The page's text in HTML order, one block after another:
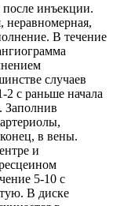
после инъекции.
неравномерная,
В течение
случаев
2 с раньше начала
Заполнив
в вены.
и
5-10 с
В диске